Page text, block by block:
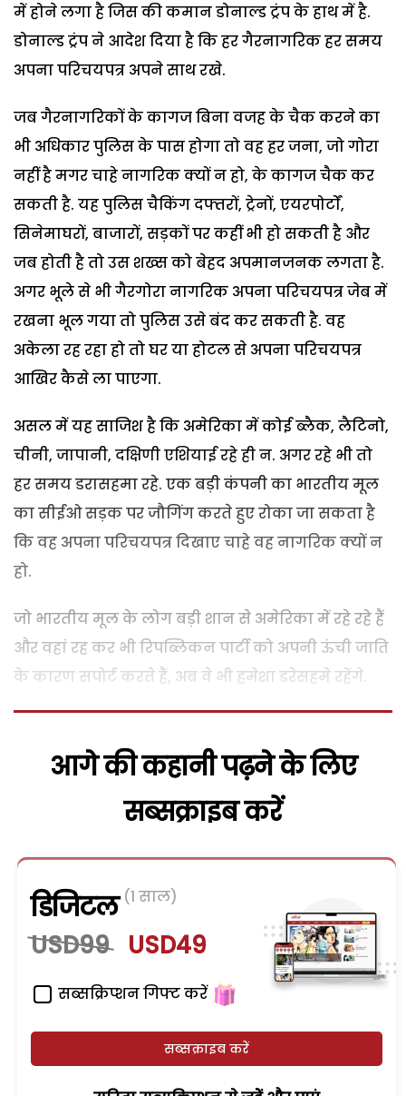
में होने लगा है जिस की कमान डोनाल्ड ट्रंप के हाथ में है.
डोनाल्ड ट्रंप ने आदेश दिया है कि हर गैरनागरिक हर समय
अपना परिचयपत्र अपने साथ रखे.
जब गैरनागरिकों के कागज बिना वजह के चैक करने का
भी अधिकार पुलिस के पास होगा तो वह हर जना, जो गोरा
नहीं है मगर चाहे नागरिक क्यों न हो, के कागज चैक कर
सकती है. यह पुलिस चैकिंग दफ्तरों, ट्रेनों, एयरपोर्टों,
सिनेमाघरों, बाजारों, सड़कों पर कहीं भी हो सकती है और
जब होती है तो उस शख्स को बेहद अपमानजनक लगता है.
अगर भूले से भी गैरगोरा नागरिक अपना परिचयपत्र जेब में
रखना भूल गया तो पुलिस उसे बंद कर सकती है. वह
अकेला रह रहा हो तो घर या होटल से अपना परिचयपत्र
आखिर कैसे ला पाएगा.
असल में यह साजिश है कि अमेरिका में कोई ब्लैक, लैटिनो,
चीनी, जापानी, दक्षिणी एशियाई रहे ही न. अगर रहे भी तो
हर समय डरासहमा रहे. एक बड़ी कंपनी का भारतीय मूल
का सीईओ सड़क पर जौगिंग करते हुए रोका जा सकता है
कि वह अपना परिचयपत्र दिखाए चाहे वह नागरिक क्यों न
हो.
जो भारतीय मूल के लोग बड़ी शान से अमेरिका में रहे रहे हैं
और वहां रह कर भी रिपब्लिकन पार्टी को अपनी ऊंची जाति
के कारण सपोर्ट करते हैं, अब वे भी हमेशा डरेसहमे रहेंगे.
आगे की कहानी पढ़ने के लिए
सब्सक्राइब करें
डिजिटल (1 साल)
USD99 USD49
सब्सक्रिप्शन गिफ्ट करें
सब्सक्राइब करें